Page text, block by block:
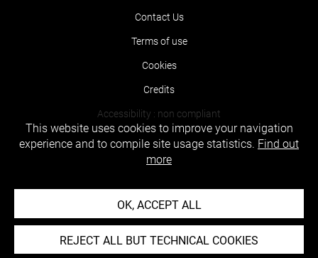
Contact Us
Terms of use
Cookies
Credits
Accessibility : non compliant
This website uses cookies to improve your navigation
experience and to compile site usage statistics. Find out
more
OK, ACCEPT ALL
REJECT ALL BUT TECHNICAL COOKIES